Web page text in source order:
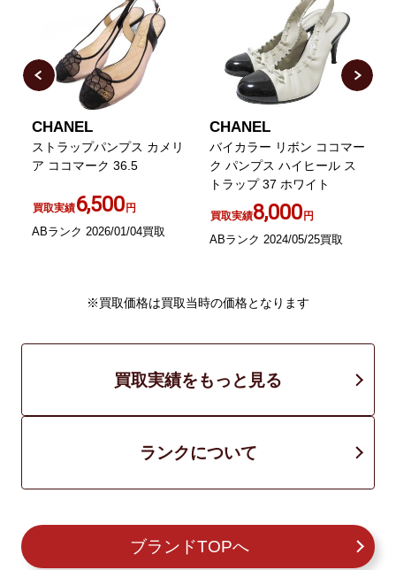
CHANEL
ストラップパンプス カメリ
ア ココマーク 36.5
買取実績6,500円
ABランク 2026/01/04買取
CHANEL
バイカラー リボン ココマー
ク パンプス ハイヒール ス
トラップ 37 ホワイト
買取実績8,000円
ABランク 2024/05/25買取
※買取価格は買取当時の価格となります
買取実績をもっと見る
ランクについて
ブランドTOPへ